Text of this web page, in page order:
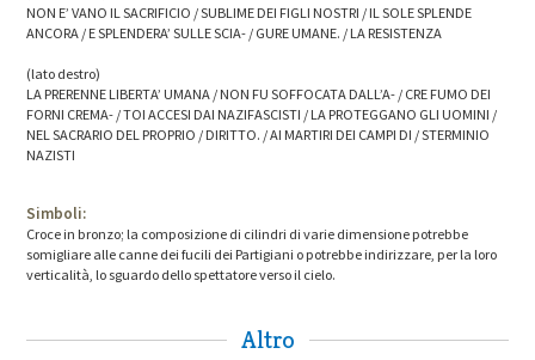
NON E’ VANO IL SACRIFICIO / SUBLIME DEI FIGLI NOSTRI / IL SOLE SPLENDE
ANCORA / E SPLENDERA’ SULLE SCIA- / GURE UMANE. / LA RESISTENZA
(lato destro)
LA PRERENNE LIBERTA’ UMANA / NON FU SOFFOCATA DALL’A- / CRE FUMO DEI
FORNI CREMA- / TOI ACCESI DAI NAZIFASCISTI / LA PROTEGGANO GLI UOMINI /
NEL SACRARIO DEL PROPRIO / DIRITTO. / AI MARTIRI DEI CAMPI DI / STERMINIO
NAZISTI
Simboli:
Croce in bronzo; la composizione di cilindri di varie dimensione potrebbe
somigliare alle canne dei fucili dei Partigiani o potrebbe indirizzare, per la loro
verticalità, lo sguardo dello spettatore verso il cielo.
Altro